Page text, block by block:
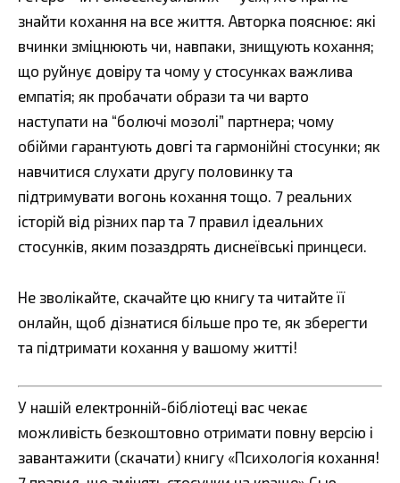
знайти кохання на все життя. Авторка пояснює: які
вчинки зміцнюють чи, навпаки, знищують кохання;
що руйнує довіру та чому у стосунках важлива
емпатія; як пробачати образи та чи варто
наступати на “болючі мозолі” партнера; чому
обійми гарантують довгі та гармонійні стосунки; як
навчитися слухати другу половинку та
підтримувати вогонь кохання тощо. 7 реальних
історій від різних пар та 7 правил ідеальних
стосунків, яким позаздрять диснеївські принцеси.
Не зволікайте, скачайте цю книгу та читайте її
онлайн, щоб дізнатися більше про те, як зберегти
та підтримати кохання у вашому житті!
У нашій електронній-бібліотеці вас чекає
можливість безкоштовно отримати повну версію і
завантажити (скачати) книгу «Психологія кохання!